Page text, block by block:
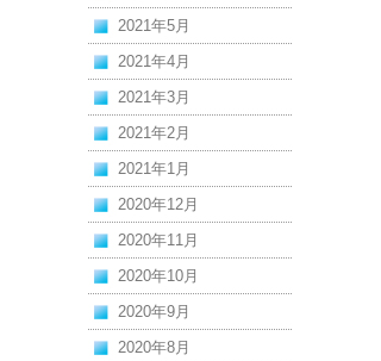
2021年5月
2021年4月
2021年3月
2021年2月
2021年1月
2020年12月
2020年11月
2020年10月
2020年9月
2020年8月